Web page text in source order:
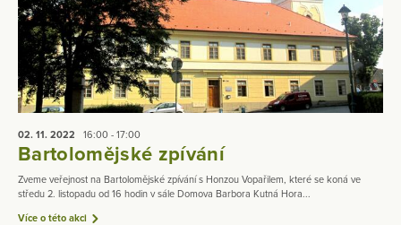
02. 11. 2022 16:00 - 17:00
Bartolomějské zpívání
Zveme veřejnost na Bartolomějské zpívání s Honzou Vopařilem, které se koná ve
středu 2. listopadu od 16 hodin v sále Domova Barbora Kutná Hora...
Více o této akci